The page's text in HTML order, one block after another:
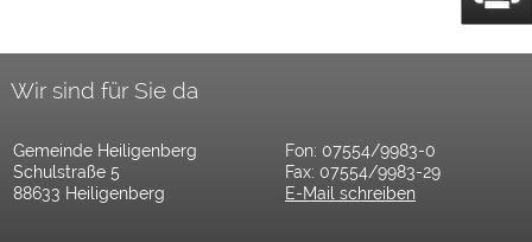
Wir sind für Sie da
Gemeinde Heiligenberg
Fon: 07554/9983-0
Schulstraße 5
Fax: 07554/9983-29
88633 Heiligenberg
E-Mail schreiben